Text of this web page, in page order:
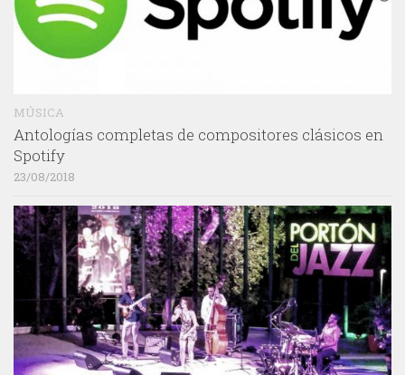
MÚSICA
Antologías completas de compositores clásicos en
Spotify
23/08/2018